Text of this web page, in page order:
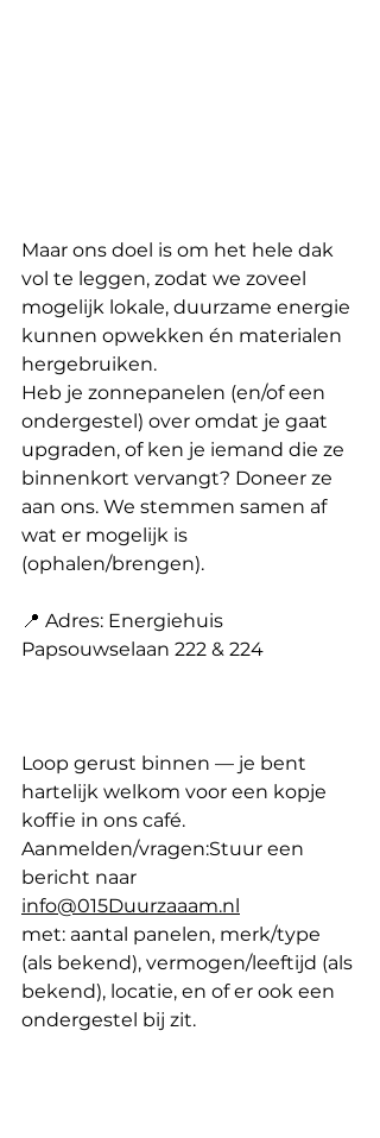
Maar ons doel is om het hele dak
vol te leggen, zodat we zoveel
mogelijk lokale, duurzame energie
kunnen opwekken én materialen
hergebruiken.
Heb je zonnepanelen (en/of een
ondergestel) over omdat je gaat
upgraden, of ken je iemand die ze
binnenkort vervangt? Doneer ze
aan ons. We stemmen samen af
wat er mogelijk is
(ophalen/brengen).
📍 Adres: Energiehuis
Papsouwselaan 222 & 224
Loop gerust binnen — je bent
hartelijk welkom voor een kopje
koffie in ons café.
Aanmelden/vragen:Stuur een
bericht naar
info@015Duurzaaam.nl
met: aantal panelen, merk/type
(als bekend), vermogen/leeftijd (als
bekend), locatie, en of er ook een
ondergestel bij zit.